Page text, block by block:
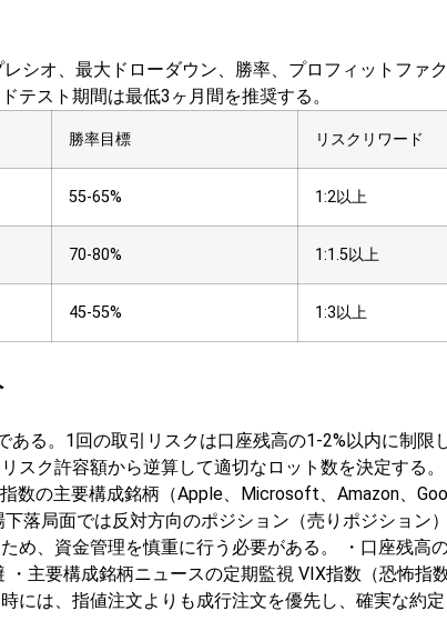
シオ、最大ドローダウン、勝率、プロフィットファ
テスト期間は最低3ヶ月間を推奨する。
勝率目標 リスクリワード
55-65% 1:2以上
70-80% 1:1.5以上
45-55% 1:3以上
ある。1回の取引リスクは口座残高の1-2%以内に制
スク許容額から逆算して適切なロット数を決定する。
数の主要構成銘柄（Apple、Microsoft、Amazon、
落局面では反対方向のポジション（売りポジション
め、資金管理を慎重に行う必要がある。
・口座残高
・主要構成銘柄ニュースの定期監視 VIX指数（恐怖指
には、指値注文よりも成行注文を優先し、確実な約定